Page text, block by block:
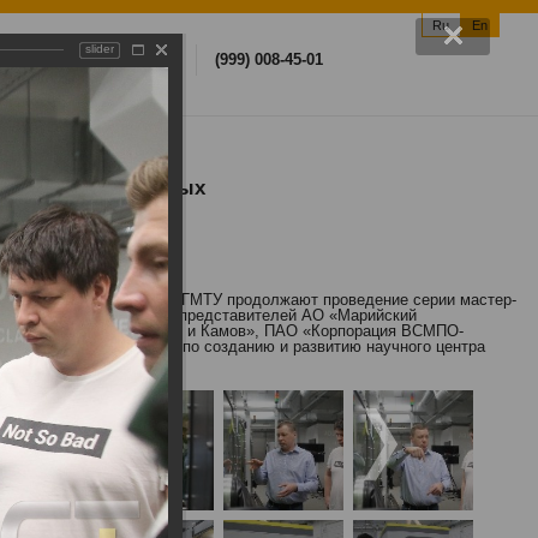
Ru En
(812) 757-22-22 (999) 008-45-01
аддитивных
технологий СПбГМТУ продолжают проведение серии мастер-
состоялся 13 мая для представителей АО «Марийский
АО «НЦВ Миль и Камов», ПАО «Корпорация ВСМПО-
программы по созданию и развитию научного центра
slider